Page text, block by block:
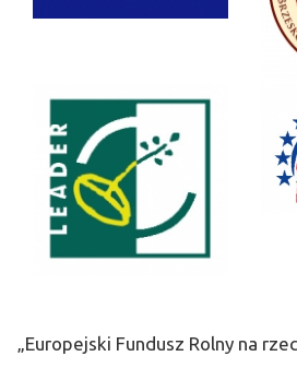
„Europejski Fundusz Rolny na